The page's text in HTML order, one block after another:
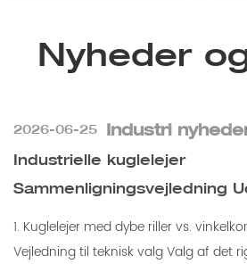
Nyheder
2026-06-25 Industri
Industrielle kuglelejer
Sammenligningsvejledning
1. Kuglelejer med dybe riller vs.
Vejledning til teknisk valg Valg af det rigtige rulleleje er